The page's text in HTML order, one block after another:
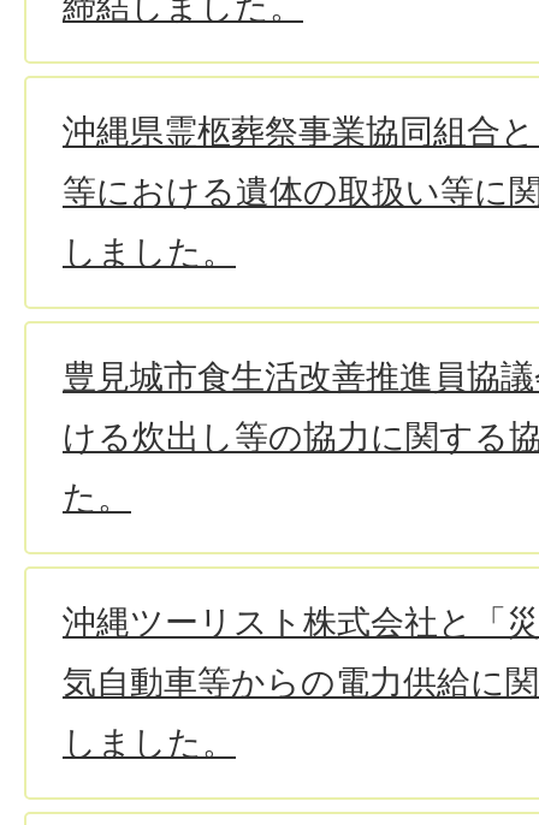
沖縄県霊柩葬祭事業協同組合
等における遺体の取扱い等に
しました。
豊見城市食生活改善推進員協
ける炊出し等の協力に関する
た。
沖縄ツーリスト株式会社と「
気自動車等からの電力供給に
しました。